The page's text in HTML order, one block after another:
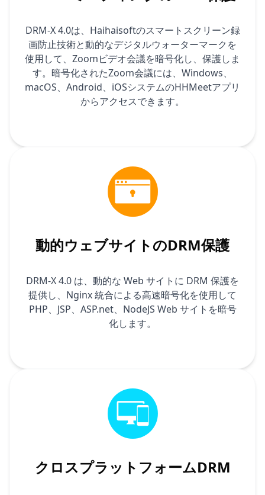
DRM-X 4.0は、Haihaisoftのスマートスクリーン録
画防止技術と動的なデジタルウォーターマークを
使用して、Zoomビデオ会議を暗号化し、保護しま
す。暗号化されたZoom会議には、Windows、
macOS、Android、iOSシステムのHHMeetアプリ
からアクセスできます。
動的ウェブサイトのDRM保護
DRM-X 4.0 は、動的な Web サイトに DRM 保護を
提供し、Nginx 統合による高速暗号化を使用して
PHP、JSP、ASP.net、NodeJS Web サイトを暗号
化します。
クロスプラットフォームDRM